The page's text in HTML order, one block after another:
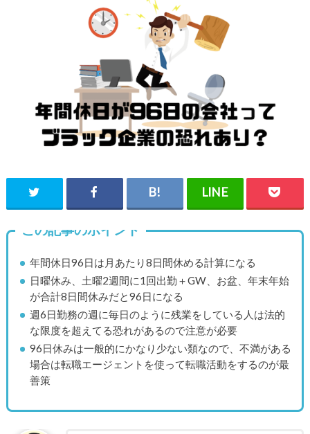
この記事のポイント
年間休日96日は月あたり8日間休める計算になる
日曜休み、土曜2週間に1回出勤＋GW、お盆、年末年始
が合計8日間休みだと96日になる
週6日勤務の週に毎日のように残業をしている人は法的
な限度を超えてる恐れがあるので注意が必要
96日休みは一般的にかなり少ない類なので、不満がある
場合は転職エージェントを使って転職活動をするのが最
善策